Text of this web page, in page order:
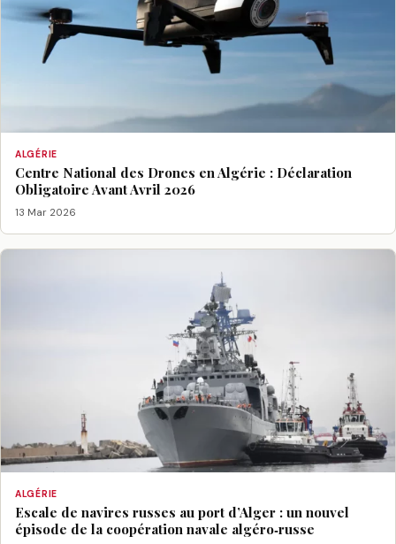
ALGÉRIE
Centre National des Drones en Algérie : Déclaration
Obligatoire Avant Avril 2026
13 Mar 2026
ALGÉRIE
Escale de navires russes au port d’Alger : un nouvel
épisode de la coopération navale algéro‑russe